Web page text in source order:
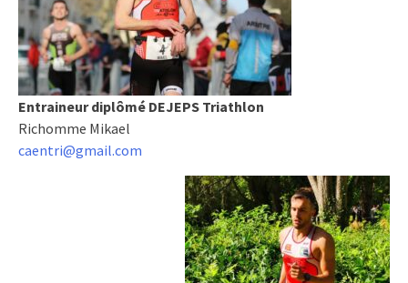
Entraineur diplômé DEJEPS Triathlon
Richomme Mikael
caentri@gmail.com